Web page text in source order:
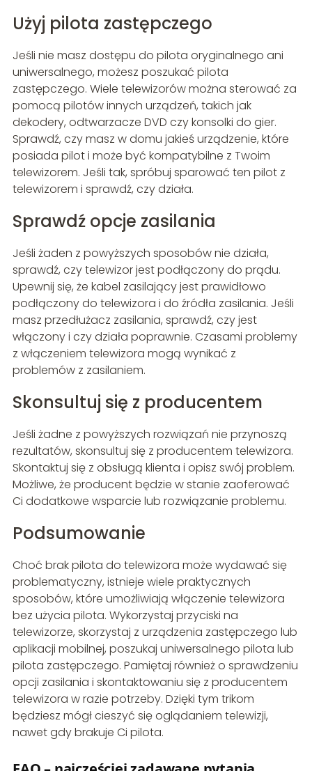
Użyj pilota zastępczego
Jeśli nie masz dostępu do pilota oryginalnego ani
uniwersalnego, możesz poszukać pilota
zastępczego. Wiele telewizorów można sterować za
pomocą pilotów innych urządzeń, takich jak
dekodery, odtwarzacze DVD czy konsolki do gier.
Sprawdź, czy masz w domu jakieś urządzenie, które
posiada pilot i może być kompatybilne z Twoim
telewizorem. Jeśli tak, spróbuj sparować ten pilot z
telewizorem i sprawdź, czy działa.
Sprawdź opcje zasilania
Jeśli żaden z powyższych sposobów nie działa,
sprawdź, czy telewizor jest podłączony do prądu.
Upewnij się, że kabel zasilający jest prawidłowo
podłączony do telewizora i do źródła zasilania. Jeśli
masz przedłużacz zasilania, sprawdź, czy jest
włączony i czy działa poprawnie. Czasami problemy
z włączeniem telewizora mogą wynikać z
problemów z zasilaniem.
Skonsultuj się z producentem
Jeśli żadne z powyższych rozwiązań nie przynoszą
rezultatów, skonsultuj się z producentem telewizora.
Skontaktuj się z obsługą klienta i opisz swój problem.
Możliwe, że producent będzie w stanie zaoferować
Ci dodatkowe wsparcie lub rozwiązanie problemu.
Podsumowanie
Choć brak pilota do telewizora może wydawać się
problematyczny, istnieje wiele praktycznych
sposobów, które umożliwiają włączenie telewizora
bez użycia pilota. Wykorzystaj przyciski na
telewizorze, skorzystaj z urządzenia zastępczego lub
aplikacji mobilnej, poszukaj uniwersalnego pilota lub
pilota zastępczego. Pamiętaj również o sprawdzeniu
opcji zasilania i skontaktowaniu się z producentem
telewizora w razie potrzeby. Dzięki tym trikom
będziesz mógł cieszyć się oglądaniem telewizji,
nawet gdy brakuje Ci pilota.